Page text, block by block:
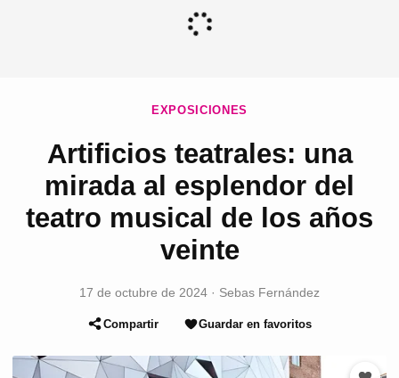
EXPOSICIONES
Artificios teatrales: una
mirada al esplendor del
teatro musical de los años
veinte
17 de octubre de 2024 · Sebas Fernández
Compartir Guardar en favoritos